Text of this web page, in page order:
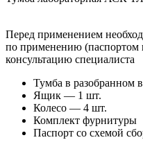
Перед применением
по применению (паспортом
консультацию специалиста
Тумба в разобранном
Ящик — 1 шт.
Колесо — 4 шт.
Комплект фурнитуры
Паспорт со схемой